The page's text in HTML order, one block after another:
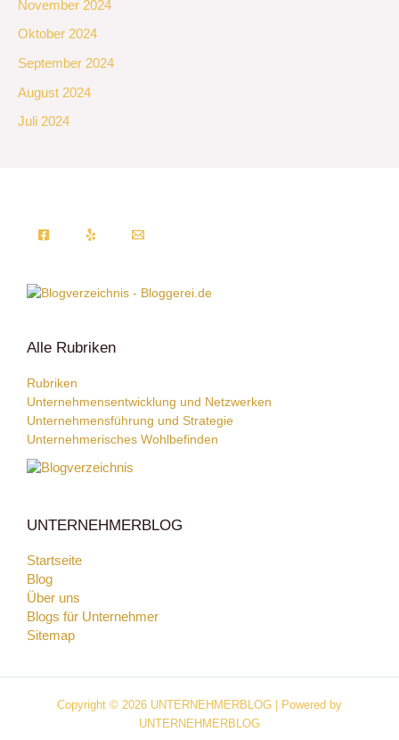
November 2024
Oktober 2024
September 2024
August 2024
Juli 2024
Alle Rubriken
Rubriken
Unternehmensentwicklung und Netzwerken
Unternehmensführung und Strategie
Unternehmerisches Wohlbefinden
UNTERNEHMERBLOG
Startseite
Blog
Über uns
Blogs für Unternehmer
Sitemap
Copyright © 2026 UNTERNEHMERBLOG | Powered by
UNTERNEHMERBLOG